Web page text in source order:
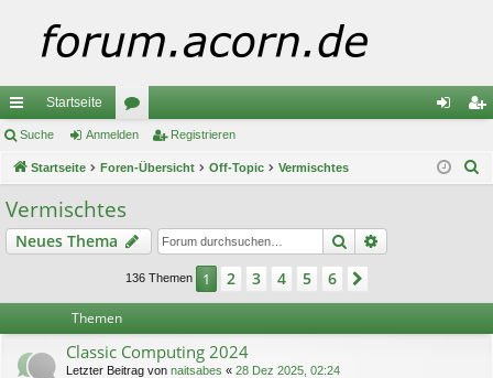
ch
ne
llz
ug
Startseite
or
en m ist
Suche Anmelden Registrieren
Startseite Foren-Übersicht Off-Topic Vermischtes
Vermischtes
Neues Thema Suche
136 Themen 1 2 3 4 5 6
Themen
Classic Computing 2024
Letzter Beitrag von naitsabes « 28 Dez 2025, 02:24